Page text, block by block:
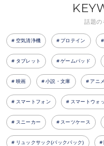
話題の
空気清浄機 プロテイン
タブレット ゲームパッド
映画 小説・文庫 アニメ
スマートフォン スマートウォ
スニーカー スーツケース
リュックサック(バックパック)